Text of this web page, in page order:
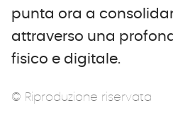
punta ora a
attraverso una
fisico e digitale.
© Riproduzione riservata